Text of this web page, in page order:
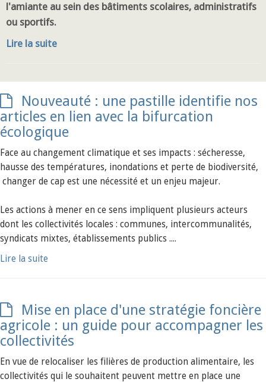
l'amiante au sein des bâtiments scolaires, administratifs
ou sportifs.
Lire la suite
Nouveauté : une pastille identifie nos
articles en lien avec la bifurcation
écologique
Face au changement climatique et ses impacts : sécheresse,
hausse des températures, inondations et perte de biodiversité,
changer de cap est une nécessité et un enjeu majeur.
Les actions à mener en ce sens impliquent plusieurs acteurs
dont les collectivités locales : communes, intercommunalités,
syndicats mixtes, établissements publics ....
Lire la suite
Mise en place d'une stratégie foncière
agricole : un guide pour accompagner les
collectivités
En vue de relocaliser les filières de production alimentaire, les
collectivités qui le souhaitent peuvent mettre en place une